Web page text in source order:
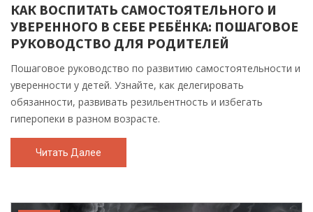
КАК ВОСПИТАТЬ САМОСТОЯТЕЛЬНОГО И
УВЕРЕННОГО В СЕБЕ РЕБЁНКА: ПОШАГОВОЕ
РУКОВОДСТВО ДЛЯ РОДИТЕЛЕЙ
Пошаговое руководство по развитию самостоятельности и
уверенности у детей. Узнайте, как делегировать
обязанности, развивать резильентность и избегать
гиперопеки в разном возрасте.
Читать Далее